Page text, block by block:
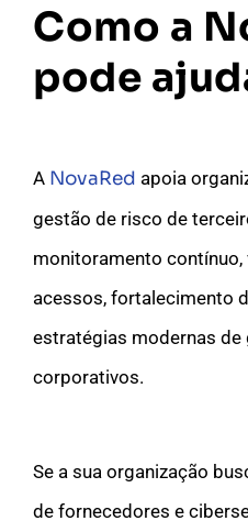
Como a
pode
A NovaRed apoia
gestão de risco de
monitoramento
acessos, fortalecimento
estratégias modernas de
corporativos.
Se a sua organização
de fornecedores e